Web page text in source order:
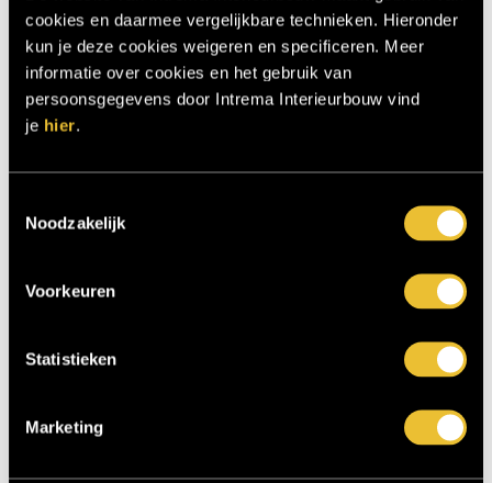
cookies en daarmee vergelijkbare technieken. Hieronder
kun je deze cookies weigeren en specificeren. Meer
informatie over cookies en het gebruik van
persoonsgegevens door Intrema Interieurbouw vind
je hier.
Noodzakelijk
Voorkeuren
Statistieken
Marketing